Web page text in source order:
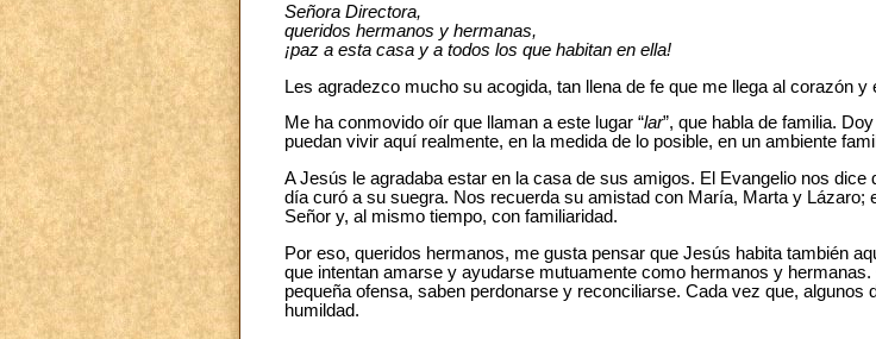
Señora Directora,
queridos hermanos y hermanas,
¡paz a esta casa y a todos los que habitan en ella!
Les agradezco mucho su acogida, tan llena de fe que me llega al corazón
Me ha conmovido oír que llaman a este lugar “lar”, que habla de familia.
puedan vivir aquí realmente, en la medida de lo posible, en un ambiente
A Jesús le agradaba estar en la casa de sus amigos. El Evangelio nos
día curó a su suegra. Nos recuerda su amistad con María, Marta y
Señor y, al mismo tiempo, con familiaridad.
Por eso, queridos hermanos, me gusta pensar que Jesús habita también
que intentan amarse y ayudarse mutuamente como hermanos y
pequeña ofensa, saben perdonarse y reconciliarse. Cada vez que,
humildad.